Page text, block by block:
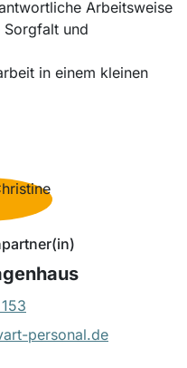
Arbeitsweise
Sorgfalt und
in einem kleinen
personal.de